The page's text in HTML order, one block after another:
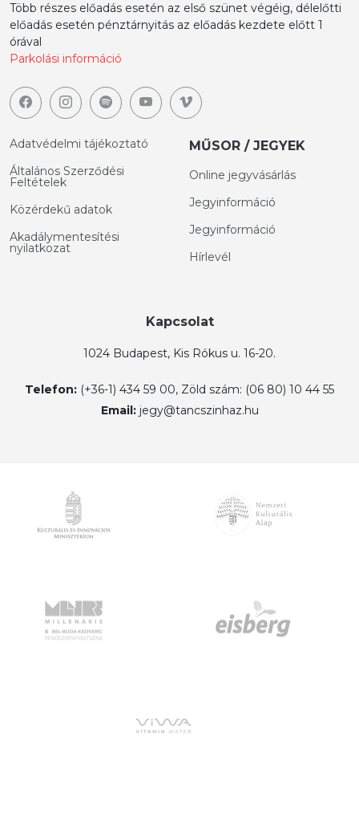
Több részes előadás esetén az első szünet végéig, délelőtti
előadás esetén pénztárnyitás az előadás kezdete előtt 1
órával
Parkolási információ
Adatvédelmi tájékoztató
Általános Szerződési
Feltételek
Közérdekű adatok
Akadálymentesítési
nyilatkozat
MŰSOR / JEGYEK
Online jegyvásárlás
Jegyinformáció
Jegyinformáció
Hírlevél
Kapcsolat
1024 Budapest, Kis Rókus u. 16-20.
Telefon: (+36-1) 434 59 00, Zöld szám: (06 80) 10 44 55
Email: jegy@tancszinhaz.hu